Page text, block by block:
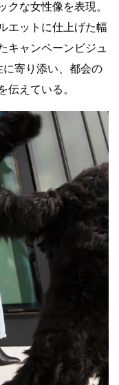
クな女性像を表現。
エットに仕上げた幅
キャンペーンビジュ
寄り添い、都会の
伝えている。